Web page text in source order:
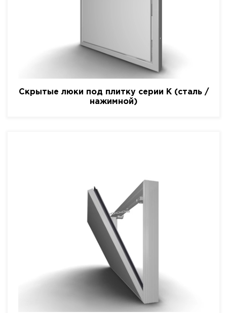
Скрытые люки под плитку серии K (сталь /
нажимной)